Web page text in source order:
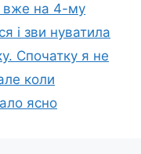
вже на 4-му
і зви нуватила
Спочатку я не
коли
ясно